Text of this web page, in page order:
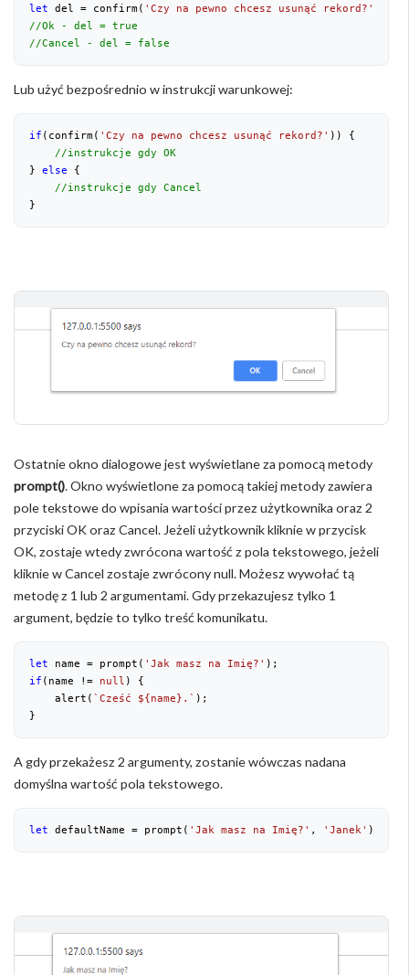
let del = confirm( 'Czy na pewno chcesz usunąć rekord?'
//Ok - del = true
//Cancel - del = false
Lub użyć bezpośrednio w instrukcji warunkowej:
if (confirm( 'Czy na pewno chcesz usunąć rekord?' )) {
//instrukcje gdy OK
} else {
//instrukcje gdy Cancel
}
Ostatnie okno dialogowe jest wyświetlane za pomocą metody
prompt(). Okno wyświetlone za pomocą takiej metody zawiera
pole tekstowe do wpisania wartości przez użytkownika oraz 2
przyciski OK oraz Cancel. Jeżeli użytkownik kliknie w przycisk
OK, zostaje wtedy zwrócona wartość z pola tekstowego, jeżeli
kliknie w Cancel zostaje zwrócony null. Możesz wywołać tą
metodę z 1 lub 2 argumentami. Gdy przekazujesz tylko 1
argument, będzie to tylko treść komunikatu.
let name = prompt( 'Jak masz na Imię?'
if (name != null ) {
    alert(
`Cześć ${name} .` );
}
A gdy przekażesz 2 argumenty, zostanie wówczas nadana
domyślna wartość pola tekstowego.
let defaultName = prompt( 'Jak masz na Imię?' , 'Janek' );